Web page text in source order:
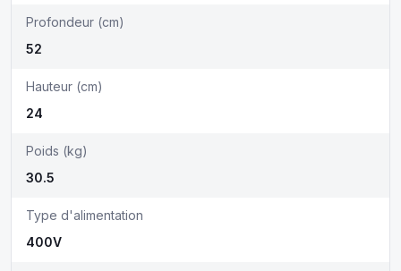
Profondeur (cm)
52
Hauteur (cm)
24
Poids (kg)
30.5
Type d'alimentation
400V